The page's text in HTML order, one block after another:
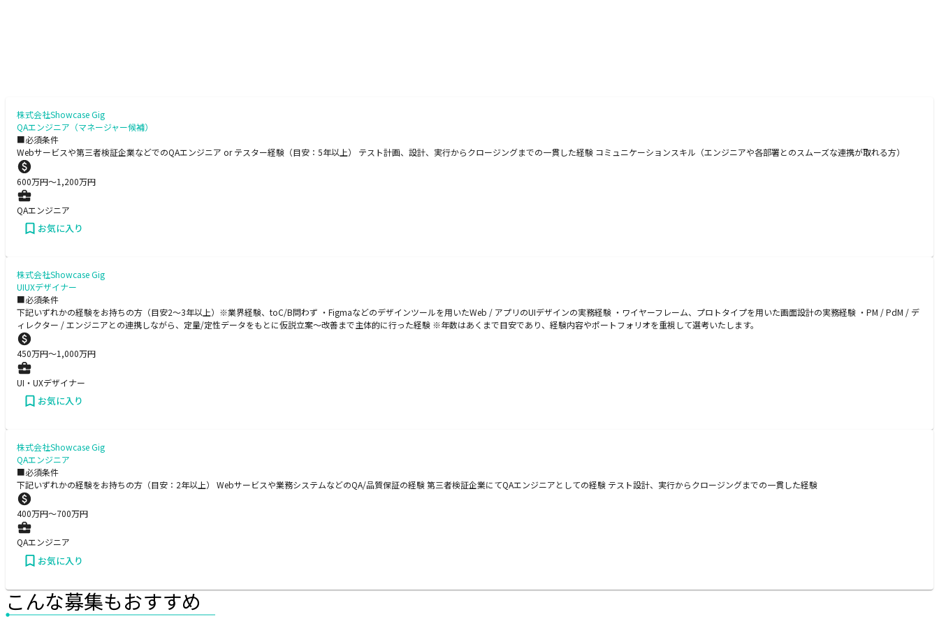
株式会社Showcase Gig
QAエンジニア（マネージャー候補）
■必須条件
Webサービスや第三者検証企業などでのQAエンジニア or テスター経験（目安：5年以上） テスト計画、設計、実行からクロージングまでの一貫した経験 コミュニケーションスキル（エンジニアや各部署とのスムーズな連携が取れる方）
600万円〜1,200万円
QAエンジニア
お気に入り
株式会社Showcase Gig
UIUXデザイナー
■必須条件
下記いずれかの経験をお持ちの方（目安2～3年以上）※業界経験、toC/B問わず ・Figmaなどのデザインツールを用いたWeb / アプリのUIデザインの実務経験 ・ワイヤーフレーム、プロトタイプを用いた画面設計の実務経験 ・PM / PdM / デ
ィレクター / エンジニアとの連携しながら、定量/定性データをもとに仮説立案〜改善まで主体的に行った経験 ※年数はあくまで目安であり、経験内容やポートフォリオを重視して選考いたします。
450万円〜1,000万円
UI・UXデザイナー
お気に入り
株式会社Showcase Gig
QAエンジニア
■必須条件
下記いずれかの経験をお持ちの方（目安：2年以上） Webサービスや業務システムなどのQA/品質保証の経験 第三者検証企業にてQAエンジニアとしての経験 テスト設計、実行からクロージングまでの一貫した経験
400万円〜700万円
QAエンジニア
お気に入り
こんな募集もおすすめ